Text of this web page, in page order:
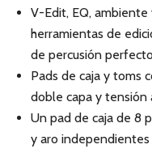
V-Edit, EQ,
herramientas de
de percusión
Pads de caja y toms
doble capa y tensión
Un pad de caja de 8
y aro